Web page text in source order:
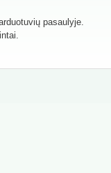
pasaulyje.